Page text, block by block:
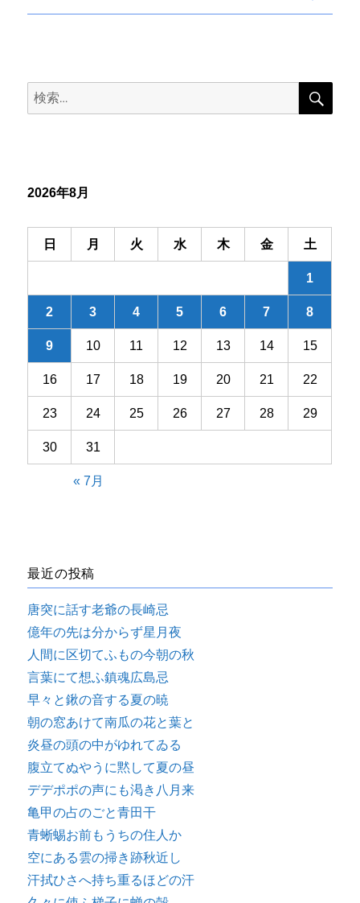
熱
戸
へ
ペ
ジ
送
り
検
索:
検
2026年8月
日 月 火 水 木 金 土
1
2 3 4 5 6 7 8
9 10 11 12 13 14 15
16 17 18 19 20 21 22
23 24 25 26 27 28 29
30 31
« 7月
最近の投稿
唐突に話す老爺の長崎忌
億年の先は分からず星月夜
人間に区切てふもの今朝の秋
言葉にて想ふ鎮魂広島忌
早々と鍬の音する夏の暁
朝の窓あけて南瓜の花と葉と
炎昼の頭の中がゆれてゐる
腹立てぬやうに黙して夏の昼
デデポポの声にも渇き八月来
亀甲の占のごと青田干
青蜥蜴お前もうちの住人か
空にある雲の掃き跡秋近し
汗拭ひさへ持ち重るほどの汗